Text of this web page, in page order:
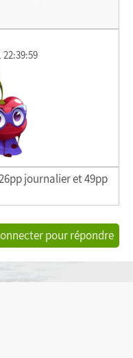
22:39:59
journalier et 49pp
pour répondre